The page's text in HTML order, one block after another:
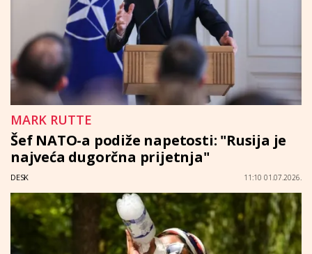
MARK RUTTE
Šef NATO-a podiže napetosti: "Rusija je
najveća dugorčna prijetnja"
DESK 11:10 01.07.2026.